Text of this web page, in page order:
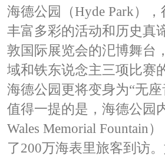
海德公园（Hyde Park）
丰富多彩的活动和历史真
敦国际展览会的汜博舞台
域和铁东说念主三项比赛
海德公园更将变身为“无
值得一提的是，海德公园
Wales Memorial Fountain
了200万海表里旅客到访